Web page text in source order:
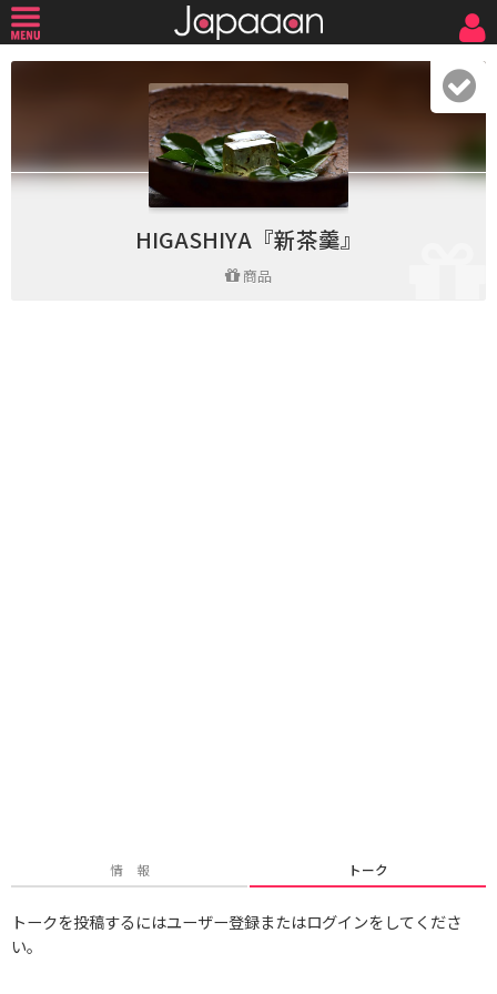
HIGASHIYA『新茶羹』
商品
情 報 トーク
トークを投稿するにはユーザー登録またはログインをしてくださ
い。